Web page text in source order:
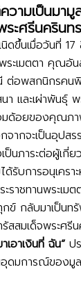
วามเป็นมามู
ระศรีนครินท
นิดขึ้นเมื่อวันที่
ะเมตตา คุณอัน
ต่อพสกนิกรคน
า และเผ่าพันธุ์
มด้อยของคุณภ
กจะเป็นอุปสร
นภาระต่อผู้เกี่
ด้รับการอนุเครา
าชทานพระเมต
กข์ กลับมาเป็น
สสมเด็จพระศรี
เอาเงินที่ ฉัน”ปร
อุดมการณ์ของมู